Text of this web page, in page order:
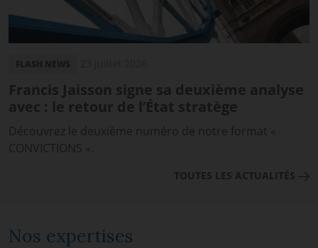
Francis Jaisson signe sa deuxième analyse
avec : le retour de l’État stratège
Découvrez le deuxième numéro de notre format «
CONVICTIONS ».
TOUTES LES ACTUALITÉS
Nos expertises